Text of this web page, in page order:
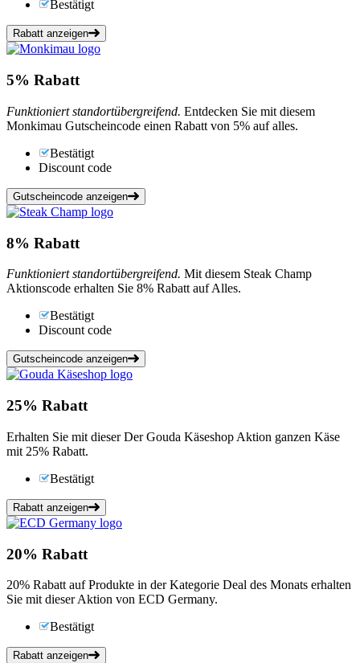
Bestätigt
Rabatt anzeigen
5% Rabatt
Funktioniert standortübergreifend. Entdecken Sie mit diesem
Monkimau Gutscheincode einen Rabatt von 5% auf alles.
Bestätigt
Discount code
Gutscheincode anzeigen
8% Rabatt
Funktioniert standortübergreifend. Mit diesem Steak Champ
Aktionscode erhalten Sie 8% Rabatt auf Alles.
Bestätigt
Discount code
Gutscheincode anzeigen
25% Rabatt
Erhalten Sie mit dieser Der Gouda Käseshop Aktion ganzen Käse
mit 25% Rabatt.
Bestätigt
Rabatt anzeigen
20% Rabatt
20% Rabatt auf Produkte in der Kategorie Deal des Monats erhalten
Sie mit dieser Aktion von ECD Germany.
Bestätigt
Rabatt anzeigen